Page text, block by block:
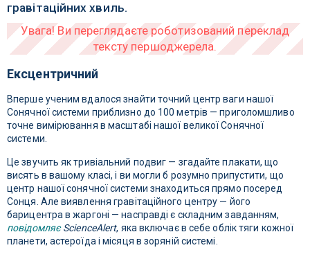
гравітаційних хвиль.
Ексцентричний
Вперше ученим вдалося знайти точний центр ваги нашої
Сонячної системи приблизно до 100 метрів — приголомшливо
точне вимірювання в масштабі нашої великої Сонячної
системи.
Це звучить як тривіальний подвиг — згадайте плакати, що
висять в вашому класі, і ви могли б розумно припустити, що
центр нашої сонячної системи знаходиться прямо посеред
Сонця. Але виявлення гравітаційного центру — його
барицентра в жаргоні — насправді є складним завданням,
повідомляє ScienceAlert, яка включає в себе облік тяги кожної
планети, астероїда і місяця в зоряній системі.